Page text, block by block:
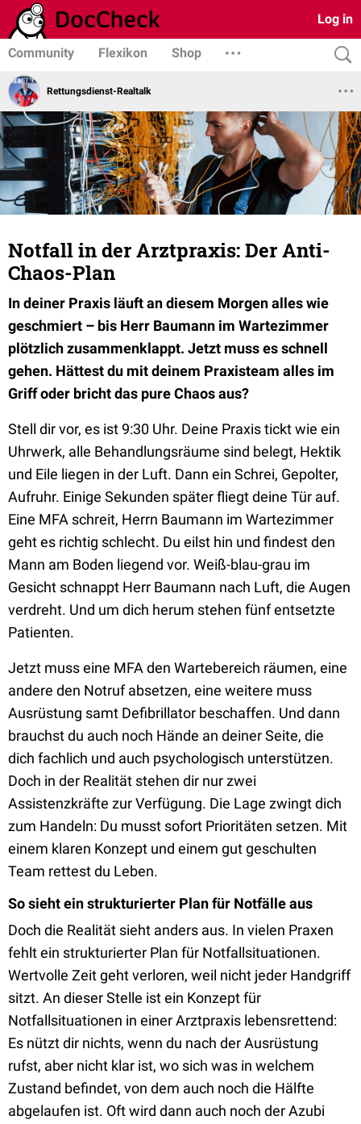
Log in
Community Flexikon Shop
Rettungsdienst-Realtalk
Notfall in der Arztpraxis: Der Anti-
Chaos-Plan
In deiner Praxis läuft an diesem Morgen alles wie
geschmiert – bis Herr Baumann im Wartezimmer
plötzlich zusammenklappt. Jetzt muss es schnell
gehen. Hättest du mit deinem Praxisteam alles im
Griff oder bricht das pure Chaos aus?
Stell dir vor, es ist 9:30 Uhr. Deine Praxis tickt wie ein
Uhrwerk, alle Behandlungsräume sind belegt, Hektik
und Eile liegen in der Luft. Dann ein Schrei, Gepolter,
Aufruhr. Einige Sekunden später fliegt deine Tür auf.
Eine MFA schreit, Herrn Baumann im Wartezimmer
geht es richtig schlecht. Du eilst hin und findest den
Mann am Boden liegend vor. Weiß-blau-grau im
Gesicht schnappt Herr Baumann nach Luft, die Augen
verdreht. Und um dich herum stehen fünf entsetzte
Patienten.
Jetzt muss eine MFA den Wartebereich räumen, eine
andere den Notruf absetzen, eine weitere muss
Ausrüstung samt Defibrillator beschaffen. Und dann
brauchst du auch noch Hände an deiner Seite, die
dich fachlich und auch psychologisch unterstützen.
Doch in der Realität stehen dir nur zwei
Assistenzkräfte zur Verfügung. Die Lage zwingt dich
zum Handeln: Du musst sofort Prioritäten setzen. Mit
einem klaren Konzept und einem gut geschulten
Team rettest du Leben.
So sieht ein strukturierter Plan für Notfälle aus
Doch die Realität sieht anders aus. In vielen Praxen
fehlt ein strukturierter Plan für Notfallsituationen.
Wertvolle Zeit geht verloren, weil nicht jeder Handgriff
sitzt. An dieser Stelle ist ein Konzept für
Notfallsituationen in einer Arztpraxis lebensrettend:
Es nützt dir nichts, wenn du nach der Ausrüstung
rufst, aber nicht klar ist, wo sich was in welchem
Zustand befindet, von dem auch noch die Hälfte
abgelaufen ist. Oft wird dann auch noch der Azubi